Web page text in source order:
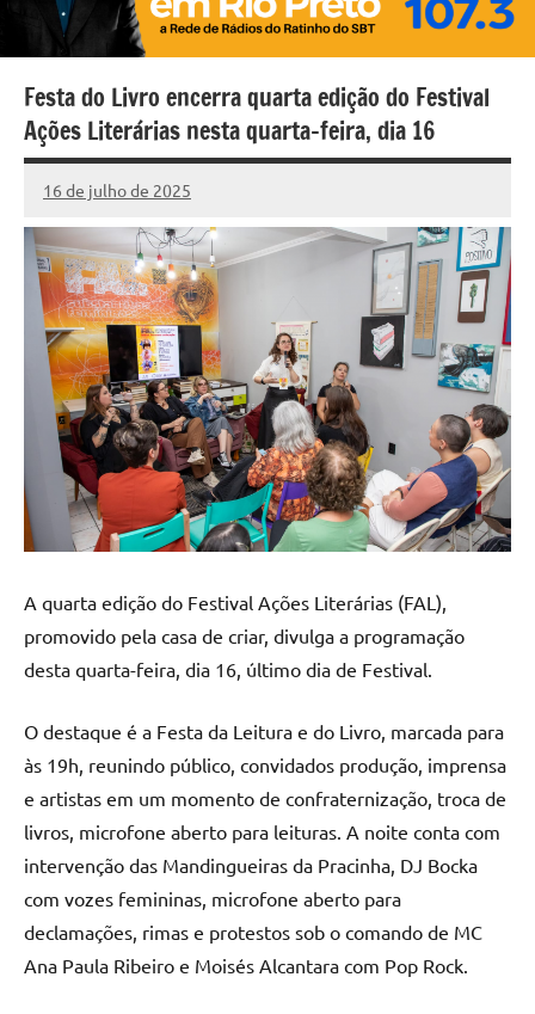
Festa do Livro encerra quarta edição do Festival
Ações Literárias nesta quarta-feira, dia 16
16 de julho de 2025
Marcelo
Fachin
1
comentário
A quarta edição do Festival Ações Literárias (FAL),
promovido pela casa de criar, divulga a programação
desta quarta-feira, dia 16, último dia de Festival.
O destaque é a Festa da Leitura e do Livro, marcada para
às 19h, reunindo público, convidados produção, imprensa
e artistas em um momento de confraternização, troca de
livros, microfone aberto para leituras. A noite conta com
intervenção das Mandingueiras da Pracinha, DJ Bocka
com vozes femininas, microfone aberto para
declamações, rimas e protestos sob o comando de MC
Ana Paula Ribeiro e Moisés Alcantara com Pop Rock.